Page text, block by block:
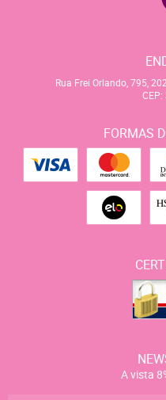
Rua Frei Orlando, 795, 202
FORMAS
A vista